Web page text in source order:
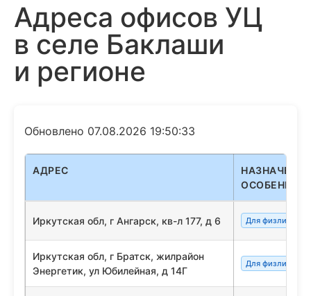
Адреса офисов УЦ
в селе Баклаши
и регионе
Обновлено 07.08.2026 19:50:33
АДРЕС
Иркутская обл, г Ангарск, кв-л 177, д 6 Для физлиц/
Иркутская обл, г Братск, жилрайон
Энергетик, ул Юбилейная, д 14Г
Для физлиц/